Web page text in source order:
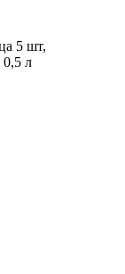
5 шт,
0,5 л